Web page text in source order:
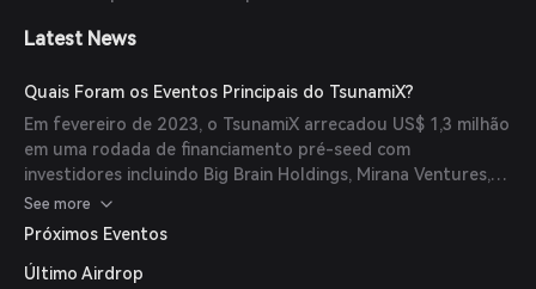
Latest News
Quais Foram os Eventos Principais do TsunamiX?
Em fevereiro de 2023, o TsunamiX arrecadou US$ 1,3 milhão
em uma rodada de financiamento pré-seed com
investidores incluindo Big Brain Holdings, Mirana Ventures,
Zeta, Hedge, Pontem Network, Brilliance Ventures, Builder
VC, Marin Digital Ventures, 0xSoju, Switchboardxyz, Coral
See more
Próximos Eventos
Último Airdrop